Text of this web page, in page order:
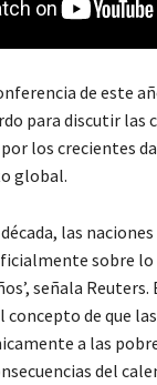
de este
para discutir las
los crecientes
global.
las
sobre lo
señala
de que
a las
del